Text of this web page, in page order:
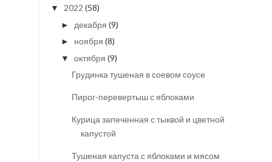
▼ 2022 (58)
► декабря (9)
► ноября (8)
▼ октября (9)
Грудинка тушеная в соевом соусе
Пирог-перевертыш с яблоками
Курица запеченная с тыквой и цветной
капустой
Тушеная капуста с яблоками и мясом